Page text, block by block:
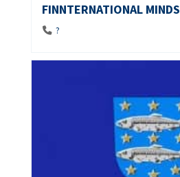
FINNTERNATIONAL MINDS
?